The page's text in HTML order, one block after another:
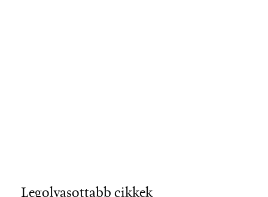
Legolvasottabb cikkek